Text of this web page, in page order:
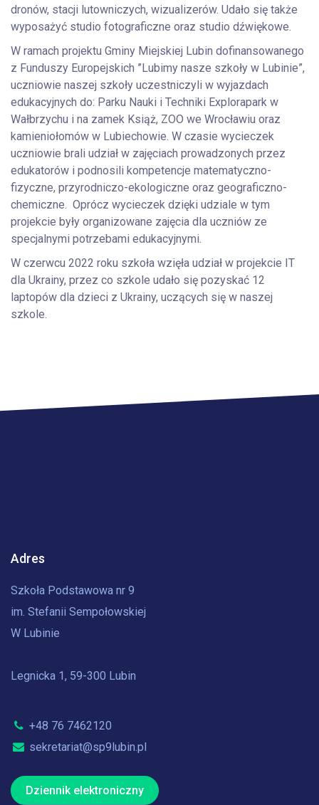
dronów, stacji lutowniczych, wizualizerów. Udało się także
wyposażyć studio fotograficzne oraz studio dźwiękowe.
W ramach projektu Gminy Miejskiej Lubin dofinansowanego
z Funduszy Europejskich ”Lubimy nasze szkoły w Lubinie”,
uczniowie naszej szkoły uczestniczyli w wyjazdach
edukacyjnych do: Parku Nauki i Techniki Explorapark w
Wałbrzychu i na zamek Książ, ZOO we Wrocławiu oraz
kamieniołomów w Lubiechowie. W czasie wycieczek
uczniowie brali udział w zajęciach prowadzonych przez
edukatorów i podnosili kompetencje matematyczno-
fizyczne, przyrodniczo-ekologiczne oraz geograficzno-
chemiczne. Oprócz wycieczek dzięki udziale w tym
projekcie były organizowane zajęcia dla uczniów ze
specjalnymi potrzebami edukacyjnymi.
W czerwcu 2022 roku szkoła wzięła udział w projekcie IT
dla Ukrainy, przez co szkole udało się pozyskać 12
laptopów dla dzieci z Ukrainy, uczących się w naszej
szkole.
Adres
Szkoła Podstawowa nr 9
im. Stefanii Sempołowskiej
W Lubinie
Legnicka 1, 59-300 Lubin
+48 76 7462120
sekretariat@sp9lubin.pl
Dziennik elektroniczny